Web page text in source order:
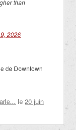
than
2026
de Downtown
le 20 juin